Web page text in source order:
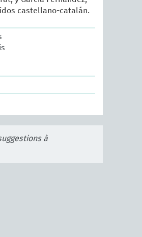
castellano-catalán.
à